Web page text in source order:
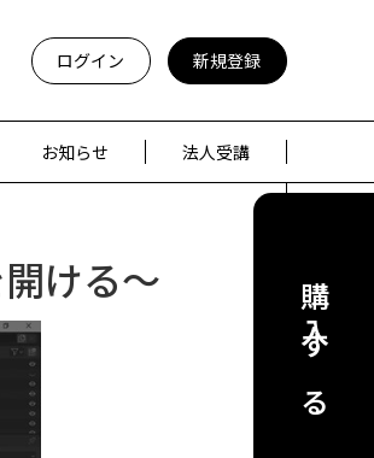
ログイン 新規登録
お知らせ 法人受講
ける～
購入する